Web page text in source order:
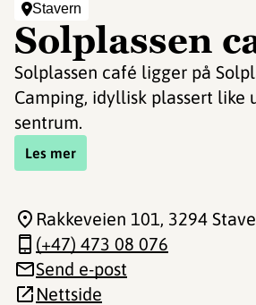
Stavern
Solplassen
Solplassen café ligger på
Camping, idyllisk plassert like
sentrum.
Les mer
Rakkeveien 101, 3294
(+47) 473 08 076
Send e-post
Nettside